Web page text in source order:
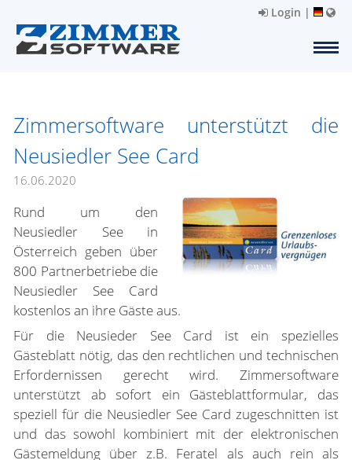
Login |
Zimmersoftware unterstützt die
Neusiedler See Card
16.06.2020
Rund um den
Neusiedler See in
Österreich geben über
800 Partnerbetriebe die
Neusiedler See Card
kostenlos an ihre Gäste aus.
Für die Neusieder See Card ist ein spezielles
Gästeblatt nötig, das den rechtlichen und technischen
Erfordernissen gerecht wird. Zimmersoftware
unterstützt ab sofort ein Gästeblattformular, das
speziell für die Neusiedler See Card zugeschnitten ist
und das sowohl kombiniert mit der elektronischen
Gästemeldung über z.B. Feratel als auch rein als